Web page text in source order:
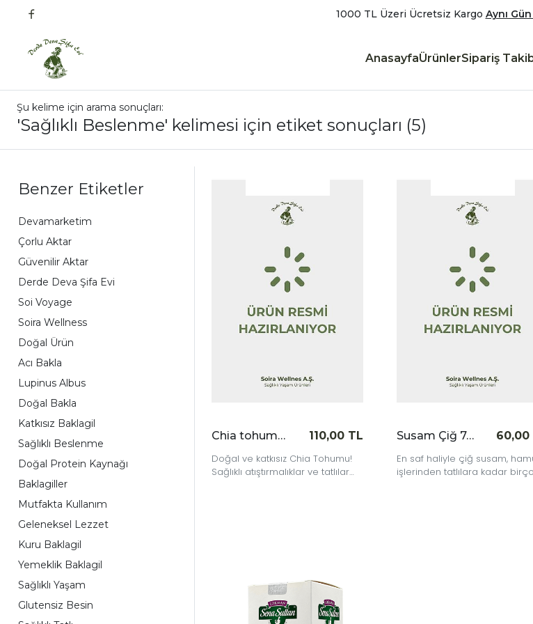
1000 TL Üzeri Ücretsiz Kargo Aynı
AnasayfaÜrünlerSipariş
Şu kelime için arama sonuçları:
'Sağlıklı Beslenme' kelimesi için etiket sonuçları (5)
Benzer Etiketler
Devamarketim
Çorlu Aktar
Güvenilir Aktar
Derde Deva Şifa Evi
Soi Voyage
Soira Wellness
Doğal Ürün
Acı Bakla
Lupinus Albus
Doğal Bakla
Katkısız Baklagil
Sağlıklı Beslenme
Doğal Protein Kaynağı
Baklagiller
Mutfakta Kullanım
Geleneksel Lezzet
Kuru Baklagil
Yemeklik Baklagil
Sağlıklı Yaşam
Glutensiz Besin
Chia tohumu 170 gr
110,00 TL
Doğal ve katkısız Chia Tohumu!
Sağlıklı atıştırmalıklar ve tatlılar
Susam Çiğ 74 gr
60,00
En saf haliyle çiğ susam,
işlerinden tatlılara kadar